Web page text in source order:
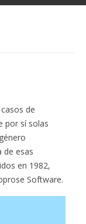
de
por sí solas
de esas
en 1982,
Software.